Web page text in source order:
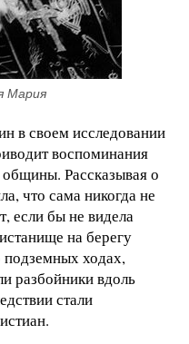
Мария
в своем исследовании
воспоминания
Рассказывая о
что сама никогда не
если бы не видела
на берегу
ходах,
разбойники вдоль
стали